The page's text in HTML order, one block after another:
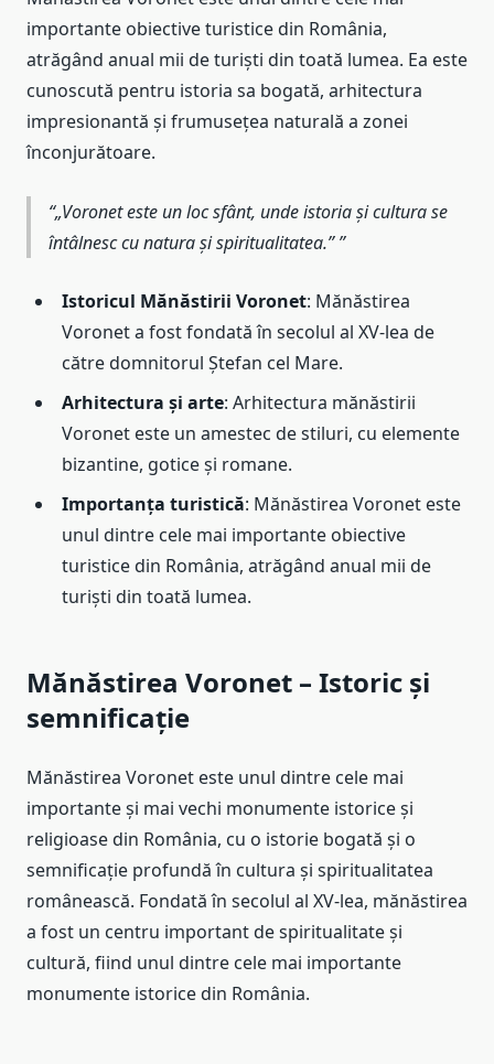
importante obiective turistice din România,
atrăgând anual mii de turiști din toată lumea. Ea este
cunoscută pentru istoria sa bogată, arhitectura
impresionantă și frumusețea naturală a zonei
înconjurătoare.
„Voronet este un loc sfânt, unde istoria și cultura se
întâlnesc cu natura și spiritualitatea.”
Istoricul Mănăstirii Voronet: Mănăstirea
Voronet a fost fondată în secolul al XV-lea de
către domnitorul Ștefan cel Mare.
Arhitectura și arte: Arhitectura mănăstirii
Voronet este un amestec de stiluri, cu elemente
bizantine, gotice și romane.
Importanța turistică: Mănăstirea Voronet este
unul dintre cele mai importante obiective
turistice din România, atrăgând anual mii de
turiști din toată lumea.
Mănăstirea Voronet – Istoric și
semnificație
Mănăstirea Voronet este unul dintre cele mai
importante și mai vechi monumente istorice și
religioase din România, cu o istorie bogată și o
semnificație profundă în cultura și spiritualitatea
românească. Fondată în secolul al XV-lea, mănăstirea
a fost un centru important de spiritualitate și
cultură, fiind unul dintre cele mai importante
monumente istorice din România.